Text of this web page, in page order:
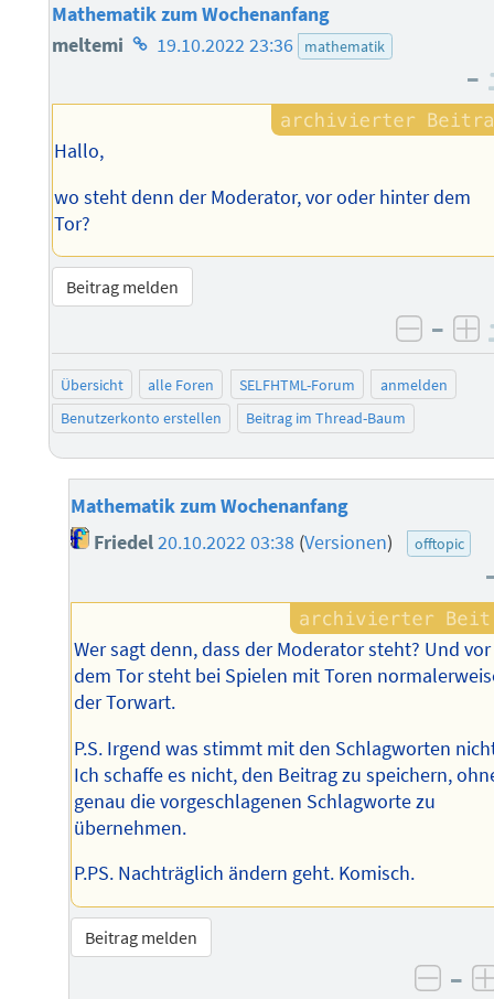
Mathematik zum Wochenanfang
meltemi Homepage
Autors
19.10.2022 23:36 mathematik
–
Hallo,
wo steht denn der Moderator, vor oder hinter dem
Tor?
Beitrag melden
–
Übersicht alle Foren SELFHTML-Forum
anmelden
Benutzerkonto erstellen
Beitrag im Thread-Baum
Mathematik zum Wochenanfang
Friedel20.10.2022 03:38 (Versionen) offtopic
Wer sagt denn, dass der Moderator steht? Und vor
dem Tor steht bei Spielen mit Toren
der Torwart.
P.S. Irgend was stimmt mit den Schlagworten
Ich schaffe es nicht, den Beitrag zu speichern,
genau die vorgeschlagenen Schlagworte zu
übernehmen.
P.PS. Nachträglich ändern geht. Komisch.
Beitrag melden
–